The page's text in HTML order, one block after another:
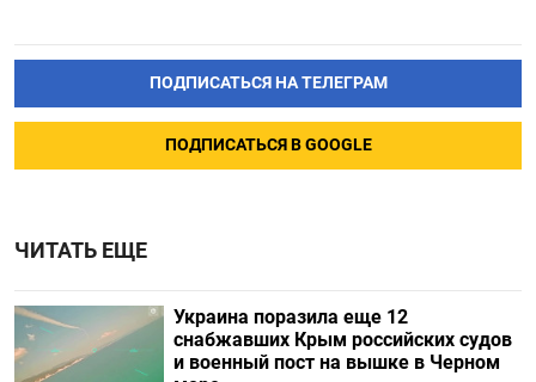
ПОДПИСАТЬСЯ НА ТЕЛЕГРАМ
ПОДПИСАТЬСЯ В GOOGLE
ЧИТАТЬ ЕЩЕ
Украина поразила еще 12
снабжавших Крым российских судов
и военный пост на вышке в Черном